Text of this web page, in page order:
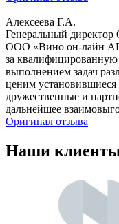
Алексеева Г.А.
Генеральный
ООО «Вино он-лайн
за квалифицированную
выполнением задач
ценим
дружественные и
дальнейшее
Оригинал отзыва
Наши